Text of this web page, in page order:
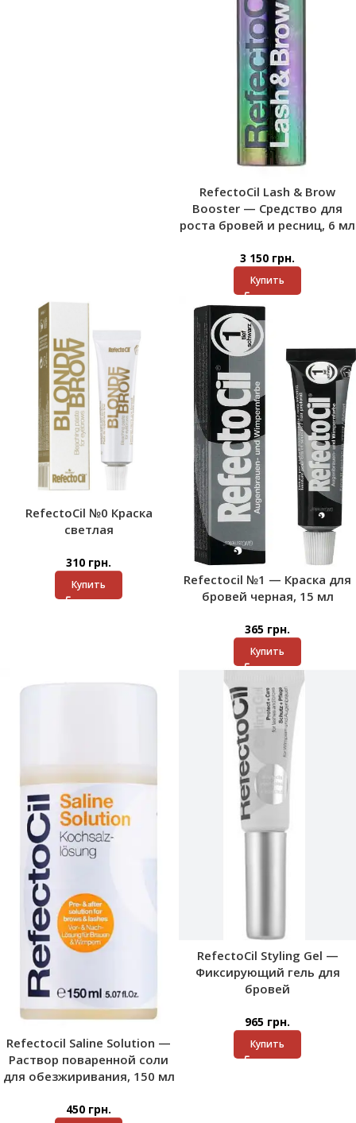
RefectoCil Lash & Brow
Booster — Средство для
роста бровей и ресниц, 6 мл
3 150 грн.
Купить
RefectoCil №0 Краска
светлая
310 грн.
Купить
Refectocil №1 — Краска для
бровей черная, 15 мл
365 грн.
Купить
Refectocil Saline Solution —
Раствор поваренной соли
для обезжиривания, 150 мл
450 грн.
RefectoCil Styling Gel —
Фиксирующий гель для
бровей
965 грн.
Купить